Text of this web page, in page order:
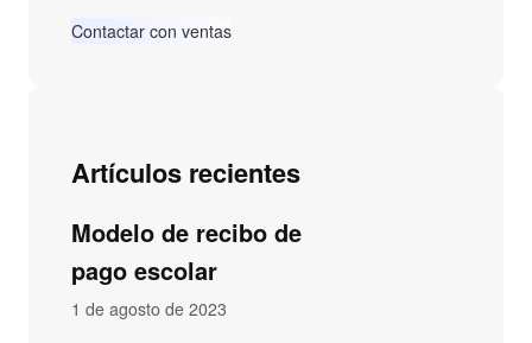
Contactar con ventas
Artículos recientes
Modelo de recibo de
pago escolar
1 de agosto de 2023